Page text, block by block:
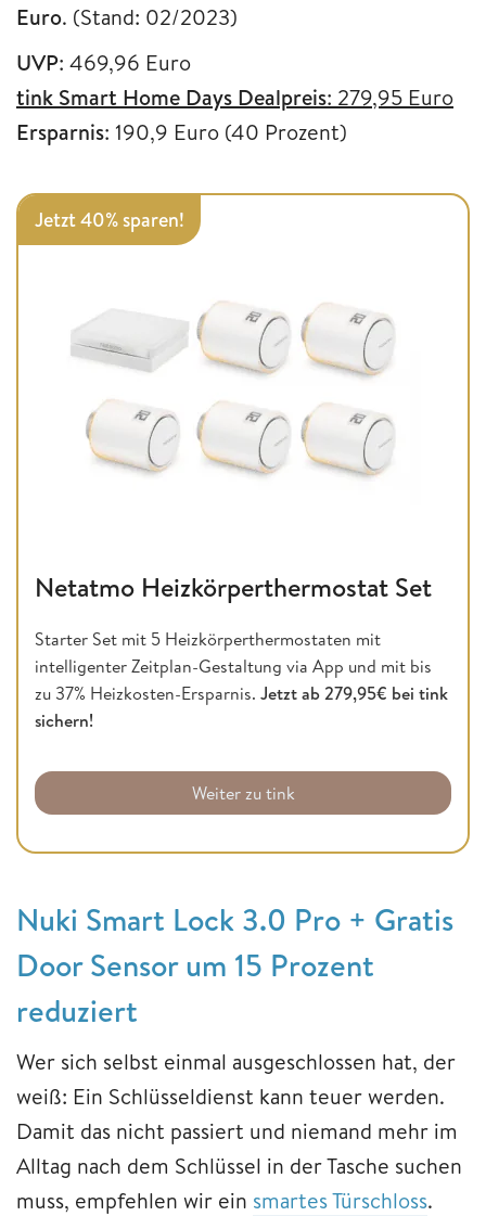
Euro. (Stand: 02/2023)
UVP: 469,96 Euro
tink Smart Home Days Dealpreis: 279,95 Euro
Ersparnis: 190,9 Euro (40 Prozent)
Jetzt 40% sparen!
Netatmo Heizkörperthermostat Set
Starter Set mit 5 Heizkörperthermostaten mit
intelligenter Zeitplan-Gestaltung via App und mit bis
zu 37% Heizkosten-Ersparnis. Jetzt ab 279,95€ bei tink
sichern!
Weiter zu tink
Nuki Smart Lock 3.0 Pro + Gratis
Door Sensor um 15 Prozent
reduziert
Wer sich selbst einmal ausgeschlossen hat, der
weiß: Ein Schlüsseldienst kann teuer werden.
Damit das nicht passiert und niemand mehr im
Alltag nach dem Schlüssel in der Tasche suchen
muss, empfehlen wir ein smartes Türschloss.